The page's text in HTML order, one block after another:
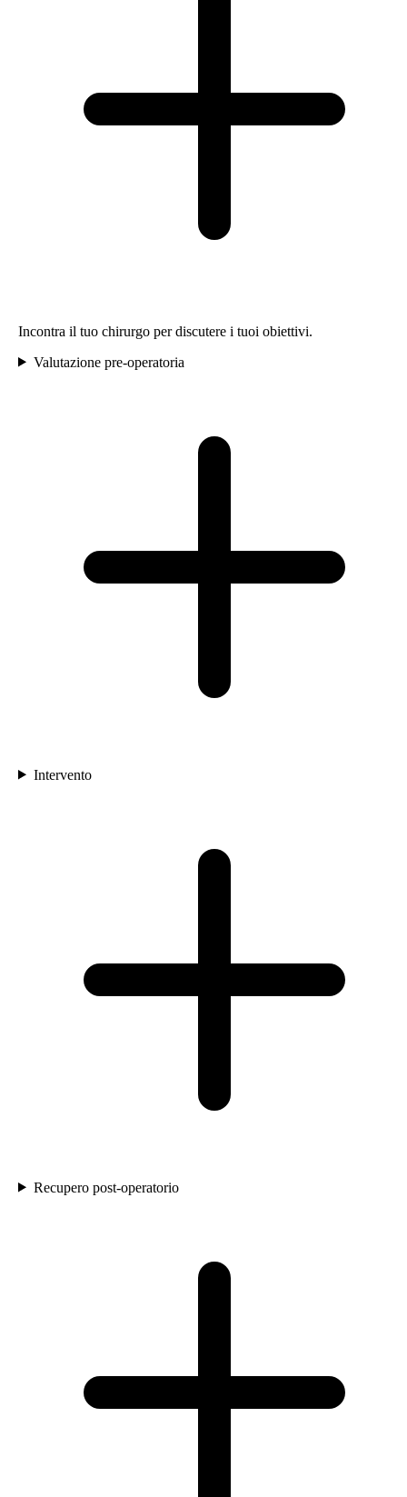
Incontra il tuo chirurgo per discutere i tuoi obiettivi.
Valutazione pre-operatoria
Intervento
Recupero post-operatorio